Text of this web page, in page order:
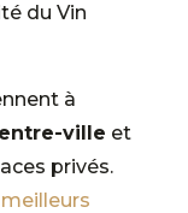
du Vin
à
ville et
privés.
meilleurs